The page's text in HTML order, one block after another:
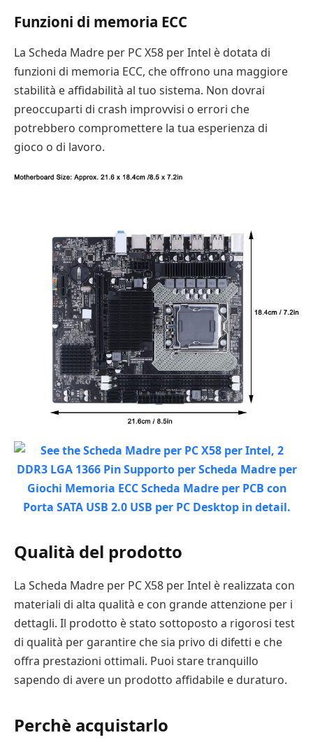
Funzioni di memoria ECC
La Scheda Madre per PC X58 per Intel è dotata di
funzioni di memoria ECC, che offrono una maggiore
stabilità e affidabilità al tuo sistema. Non dovrai
preoccuparti di crash improvvisi o errori che
potrebbero compromettere la tua esperienza di
gioco o di lavoro.
Qualità del prodotto
La Scheda Madre per PC X58 per Intel è realizzata con
materiali di alta qualità e con grande attenzione per i
dettagli. Il prodotto è stato sottoposto a rigorosi test
di qualità per garantire che sia privo di difetti e che
offra prestazioni ottimali. Puoi stare tranquillo
sapendo di avere un prodotto affidabile e duraturo.
Perchè acquistarlo